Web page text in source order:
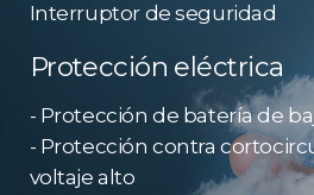
Interruptor de seguridad
Protección eléctrica
- Protección de batería de
- Protección contra
voltaje alto